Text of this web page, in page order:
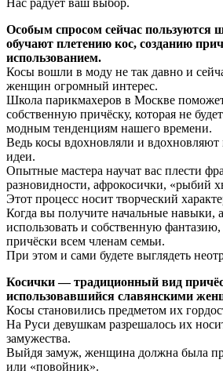
Особым спросом сейчас пользуются
обучают плетению кос, созданию
использованием.
Косы вошли в моду не так давно и
женщин огромный интерес.
Школа парикмахеров в Москве
собственную причёску, которая не
модным тенденциям нашего времени.
Ведь косы вдохновляли и вдохновляют
идеи.
Опытные мастера научат вас плести
разновидности, афрокосички, «рыбий
Этот процесс носит творческий
Когда вы получите начальные навыки, а
использовать и собственную фантазию,
причёски всем членам семьи.
При этом и сами будете выглядеть
Косички — традиционный вид
использовавшийся славянскими
Косы становились предметом их
На Руси девушкам разрешалось их
замужества.
Выйдя замуж, женщина должна была
или «повойник».